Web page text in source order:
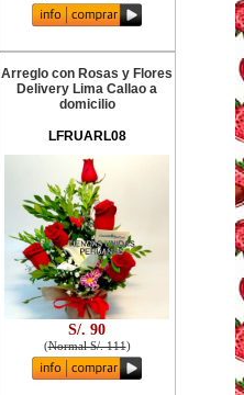
Arreglo con Rosas y Flores
Delivery Lima Callao a
domicilio
LFRUARL08
S/. 90
(Normal S/. 111)